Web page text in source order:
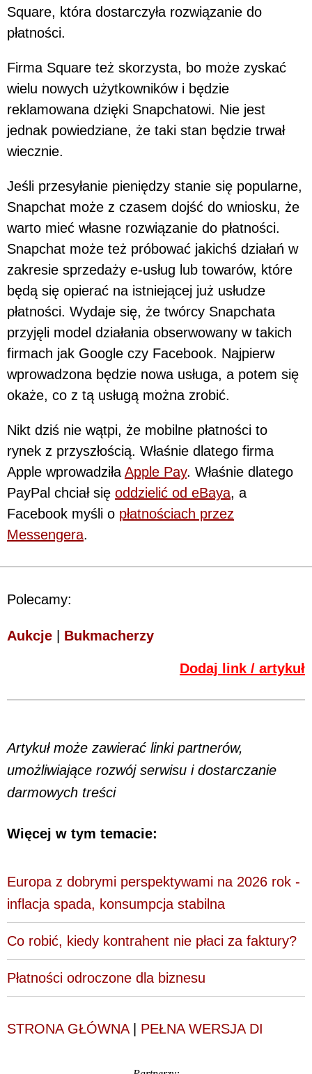
Square, która dostarczyła rozwiązanie do
płatności.
Firma Square też skorzysta, bo może zyskać
wielu nowych użytkowników i będzie
reklamowana dzięki Snapchatowi. Nie jest
jednak powiedziane, że taki stan będzie trwał
wiecznie.
Jeśli przesyłanie pieniędzy stanie się popularne,
Snapchat może z czasem dojść do wniosku, że
warto mieć własne rozwiązanie do płatności.
Snapchat może też próbować jakichś działań w
zakresie sprzedaży e-usług lub towarów, które
będą się opierać na istniejącej już usłudze
płatności. Wydaje się, że twórcy Snapchata
przyjęli model działania obserwowany w takich
firmach jak Google czy Facebook. Najpierw
wprowadzona będzie nowa usługa, a potem się
okaże, co z tą usługą można zrobić.
Nikt dziś nie wątpi, że mobilne płatności to
rynek z przyszłością. Właśnie dlatego firma
Apple wprowadziła Apple Pay. Właśnie dlatego
PayPal chciał się oddzielić od eBaya, a
Facebook myśli o płatnościach przez
Messengera.
Polecamy:
Aukcje Bukmacherzy
Dodaj link / artykuł
Artykuł może zawierać linki partnerów,
umożliwiające rozwój serwisu i dostarczanie
darmowych treści
Więcej w tym temacie:
Europa z dobrymi perspektywami na 2026 rok -
inflacja spada, konsumpcja stabilna
Co robić, kiedy kontrahent nie płaci za faktury?
Płatności odroczone dla biznesu
STRONA GŁÓWNA| PEŁNA WERSJA DI